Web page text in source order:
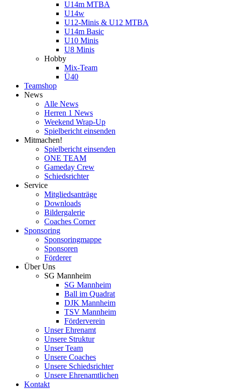
U14m MTBA
U14w
U12-Minis & U12 MTBA
U14m Basic
U10 Minis
U8 Minis
Hobby
Mix-Team
Ü40
Teamshop
News
Alle News
Herren 1 News
Weekend Wrap-Up
Spielbericht einsenden
Mitmachen!
Spielbericht einsenden
ONE TEAM
Gameday Crew
Schiedsrichter
Service
Mitgliedsanträge
Downloads
Bildergalerie
Coaches Corner
Sponsoring
Sponsoringmappe
Sponsoren
Förderer
Über Uns
SG Mannheim
SG Mannheim
Ball im Quadrat
DJK Mannheim
TSV Mannheim
Förderverein
Unser Ehrenamt
Unsere Struktur
Unser Team
Unsere Coaches
Unsere Schiedsrichter
Unsere Ehrenamtlichen
Kontakt